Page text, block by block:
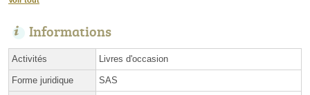
Informations
Activités Livres d'occasion
Forme juridique SAS